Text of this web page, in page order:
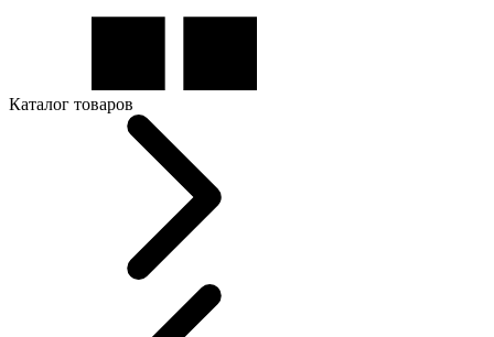
Каталог товаров